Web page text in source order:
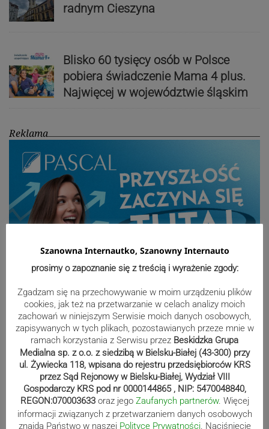
radnym Cieszyna
Blisko 60 tysięcy osób w Polsce
pobiera świadczenie Mama 4 plus.
Najwięcej w województwie śląskim
Reklama
Sport
Mistrzowie świata z MCK Żywiec!
ZDJĘCIA
Szanowna Internautko, Szanowny Internauto
prosimy o zapoznanie się z treścią i wyrażenie zgody:
Zgadzam się na przechowywanie w moim urządzeniu plików
cookies, jak też na przetwarzanie w celach analizy moich
zachowań w niniejszym Serwisie moich danych osobowych,
zapisywanych w tych plikach, pozostawianych przeze mnie w
ramach korzystania z Serwisu przez Beskidzka Grupa
Medialna sp. z o.o. z siedzibą w Bielsku-Białej (43-300) przy
ul. Żywiecka 118, wpisana do rejestru przedsiębiorców KRS
przez Sąd Rejonowy w Bielsku-Białej, Wydział VIII
Gospodarczy KRS pod nr 0000144865 , NIP: 5470048840,
REGON:070003633 oraz jego Zaufanych partnerów. Więcej
informacji związanych z przetwarzaniem danych osobowych
znajdą Państwo w naszej Polityce Prywatności. Naciśniecie